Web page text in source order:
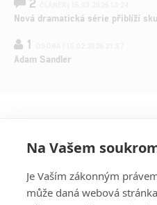
Nová dramatická série přiblíží
1
Adam Sandler
Na Vašem
Je Vaším zákonným
může daná webová